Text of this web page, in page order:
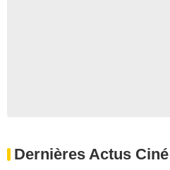
Dernières Actus Ciné